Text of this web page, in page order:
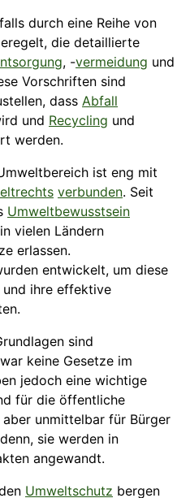
durch eine Reihe von
die detaillierte
, -vermeidung und
Vorschriften sind
dass Abfall
und Recycling und
werden.
ist eng mit
verbunden. Seit
Umweltbewusstsein
vielen Ländern
erlassen.
entwickelt, um diese
ihre effektive
sind
keine Gesetze im
jedoch eine wichtige
für die öffentliche
unmittelbar für Bürger
sie werden in
angewandt.
Umweltschutz bergen